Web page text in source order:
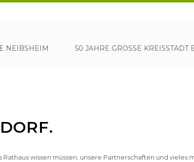
NEIBSHEIM 50 JAHRE GROSSE KREISSTADT
wissen müssen, unsere Partnerschaften und vieles